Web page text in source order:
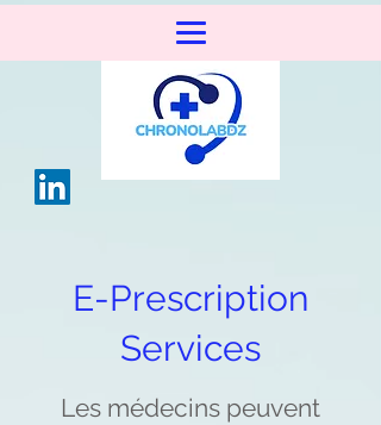
E-Prescription
Services
Les médecins peuvent